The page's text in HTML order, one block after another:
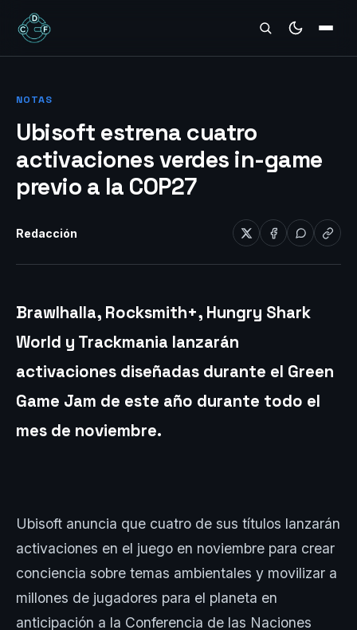
REVIEWS
NOTAS
Ubisoft estrena cuatro
activaciones verdes in-game
previo a la COP27
Redacción
Brawlhalla, Rocksmith+, Hungry Shark
World y Trackmania lanzarán
activaciones diseñadas durante el Green
Game Jam de este año durante todo el
mes de noviembre.
Ubisoft anuncia que cuatro de sus títulos lanzarán
activaciones en el juego en noviembre para crear
conciencia sobre temas ambientales y movilizar a
millones de jugadores para el planeta en
anticipación a la Conferencia de las Naciones